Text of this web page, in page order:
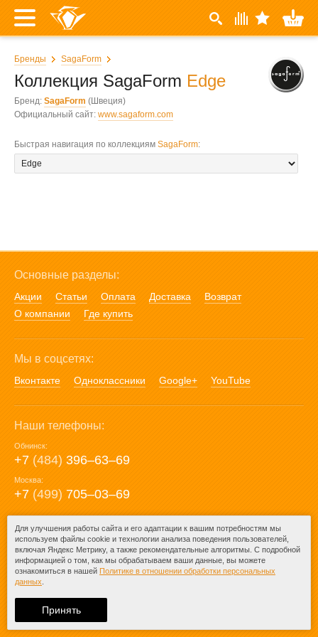
Бренды SagaForm
Коллекция SagaForm Edge
Бренд: SagaForm (Швеция)
Официальный сайт: www.sagaform.com
Быстрая навигация по коллекциям SagaForm:
Основные разделы:
Акции Статьи Оплата Доставка
Возврат
О компании
Где купить
Мы в соцсетях:
Вконтакте Одноклассники Google+ YouTube
Наши телефоны:
Обнинск:
+7 (484) 396‒63‒69
Москва:
+7 (499) 705‒03‒69
E-mail:
mail@posuda40.ru
При любом копировании информации
ссылка на
Для улучшения работы сайта и его адаптации к вашим потребностям мы
используем файлы cookie и технологии анализа поведения пользователей,
включая Яндекс Метрику, а также рекомендательные алгоритмы. С подробной
информацией о том, как мы обрабатываем ваши данные, вы можете
ознакомиться в нашей Политике в отношении обработки персональных
данных
Принять